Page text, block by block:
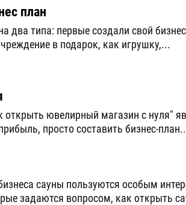
план
два типа: первые создали свой
в подарок, как игрушку,...
ювелирный магазин с нуля"
просто составить бизнес-
сауны пользуются особым
задаются вопросом, как открыть